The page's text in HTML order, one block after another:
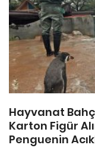
Hayvanat
Karton Figür
Penguenin